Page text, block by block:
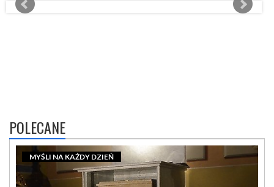
POLECANE
MYŚLI NA KAŻDY DZIEŃ